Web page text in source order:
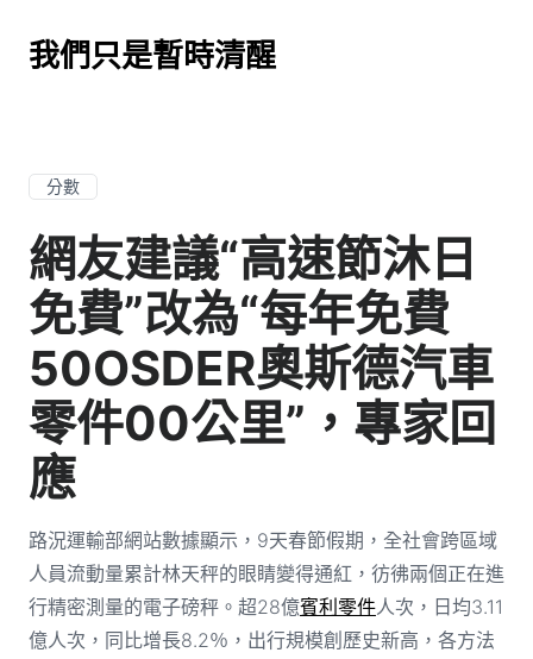
我們只是暫時清醒
分數
網友建議“高速節沐日
免費”改為“每年免費
50OSDER奧斯德汽車
零件00公里”，專家回
應
路況運輸部網站數據顯示，9天春節假期，全社會跨區域
人員流動量累計林天秤的眼睛變得通紅，彷彿兩個正在進
行精密測量的電子磅秤。超28億賓利零件人次，日均3.11
億人次，同比增長8.2％，出行規模創歷史新高，各方法